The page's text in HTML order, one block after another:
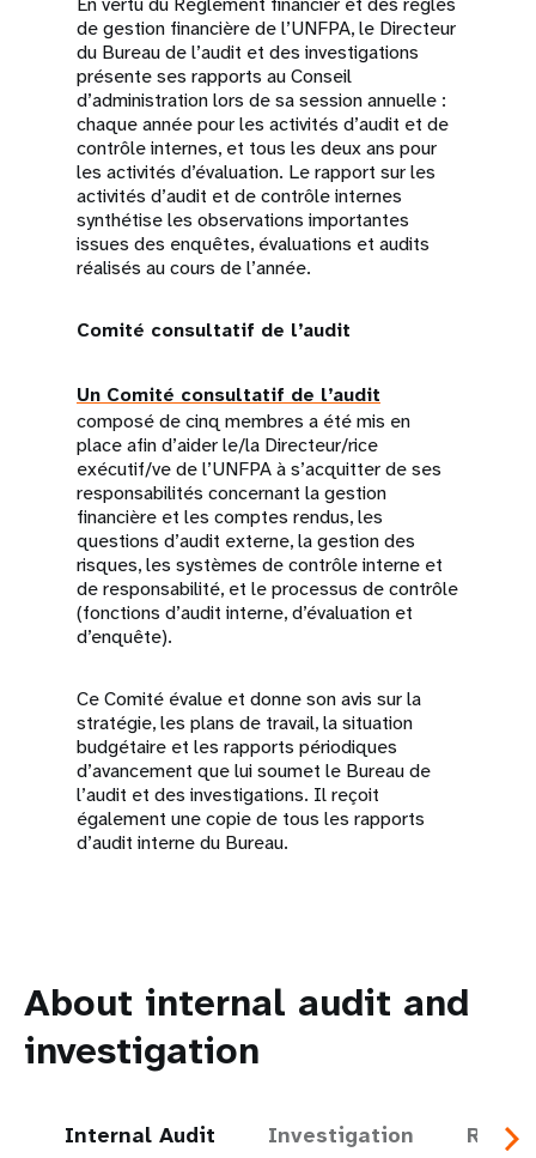
de gestion financière de l’UNFPA, le Directeur
du Bureau de l’audit et des investigations
présente ses rapports au Conseil
d’administration lors de sa session annuelle :
chaque année pour les activités d’audit et de
contrôle internes, et tous les deux ans pour
les activités d’évaluation. Le rapport sur les
activités d’audit et de contrôle internes
synthétise les observations importantes
issues des enquêtes, évaluations et audits
réalisés au cours de l’année.
Comité consultatif de l’audit
Un Comité consultatif de l’audit
composé de cinq membres a été mis en
place afin d’aider le/la Directeur/rice
exécutif/ve de l’UNFPA à s’acquitter de ses
responsabilités concernant la gestion
financière et les comptes rendus, les
questions d’audit externe, la gestion des
risques, les systèmes de contrôle interne et
de responsabilité, et le processus de contrôle
(fonctions d’audit interne, d’évaluation et
d’enquête).
Ce Comité évalue et donne son avis sur la
stratégie, les plans de travail, la situation
budgétaire et les rapports périodiques
d’avancement que lui soumet le Bureau de
l’audit et des investigations. Il reçoit
également une copie de tous les rapports
d’audit interne du Bureau.
About internal audit and
investigation
Internal Audit Investigation